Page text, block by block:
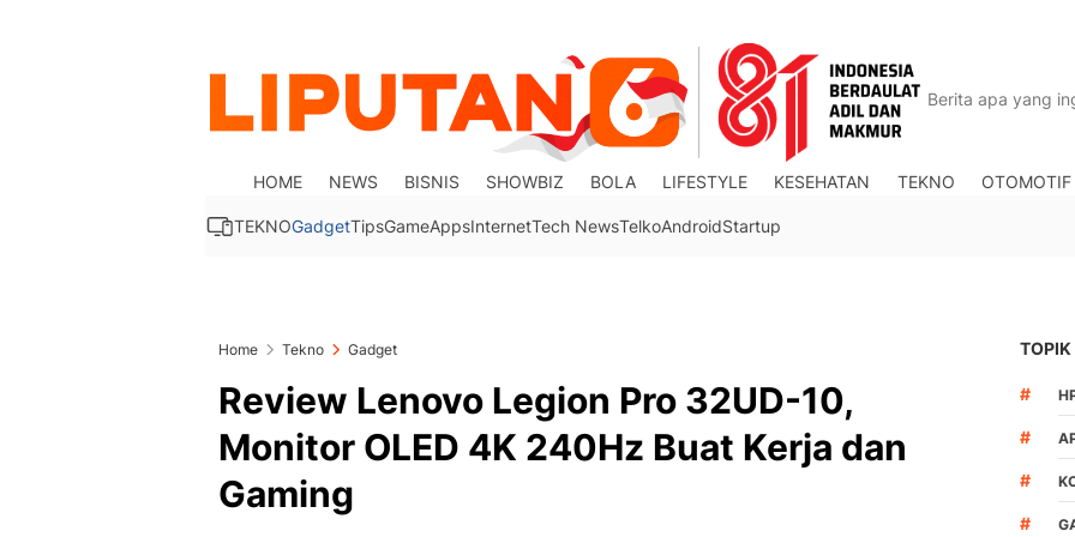
HOME NEWS BISNIS SHOWBIZ BOLA LIFESTYLE KESEHATAN TEKNO OTOMOTIF
TEKNOGadgetTipsGameAppsInternetTech NewsTelkoAndroidStartup
Home Tekno Gadget
Review Lenovo Legion Pro 32UD-10,
Monitor OLED 4K 240Hz Buat Kerja dan
Gaming
TOPIK
#
#
#
#